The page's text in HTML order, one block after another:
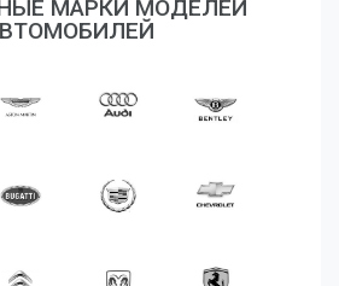
МАРКИ МОДЕЛЕЙ